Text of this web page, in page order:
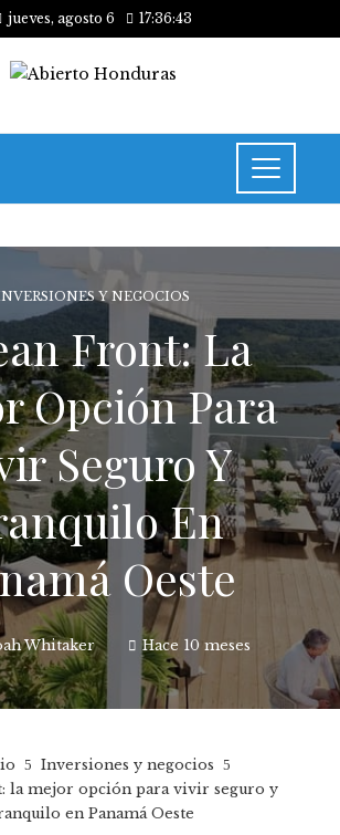
jueves, agosto 6 17:36:44
Y NEGOCIOS
Front: La
Opción Para
Seguro Y
En
Oeste
Whitaker Hace 10 meses
Inversiones y negocios
la mejor opción para vivir seguro y
en Panamá Oeste